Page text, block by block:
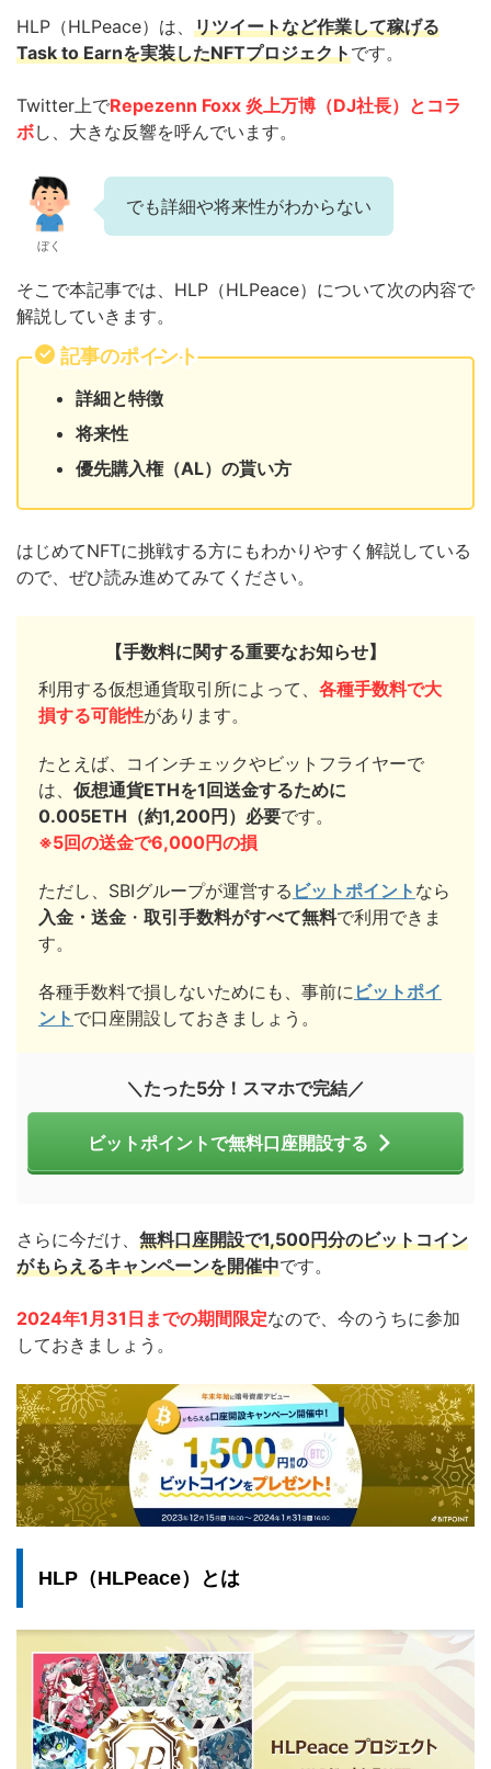
HLP（HLPeace）は、 リツイートなど作業して稼げる
Task to Earnを実装したNFTプロジェクトです。
Twitter上でRepezenn Foxx 炎上万博（DJ社長）とコラ
ボし、大きな反響を呼んでいます。
ぼく
でも詳細や将来性がわからない
そこで本記事では、HLP（HLPeace）について次の内容で
解説していきます。
記事のポイント
詳細と特徴
将来性
優先購入権（AL）の貰い方
はじめてNFTに挑戦する方にもわかりやすく解説している
ので、ぜひ読み進めてみてください。
【手数料に関する重要なお知らせ】
利用する仮想通貨取引所によって、 各種手数料で大
損する可能性があります。
たとえば、コインチェックやビットフライヤーで
は、 仮想通貨ETHを1回送金するために
0.005ETH（約1,200円）必要です。
※5回の送金で6,000円の損
ただし、SBIグループが運営する ビットポイント なら
入金・送金 ・ 取引手数料がすべて無料で利用できま
す。
各種手数料で損しないためにも、事前に ビットポイ
ント で口座開設しておきましょう。
＼たった5分！スマホで完結／
ビットポイントで無料口座開設する
さらに今だけ、 無料口座開設で1,500円分のビットコイン
がもらえるキャンペーンを開催中です。
2024年1月31日 までの期間限定なので、今のうちに参加
しておきましょう。
HLP（HLPeace）とは